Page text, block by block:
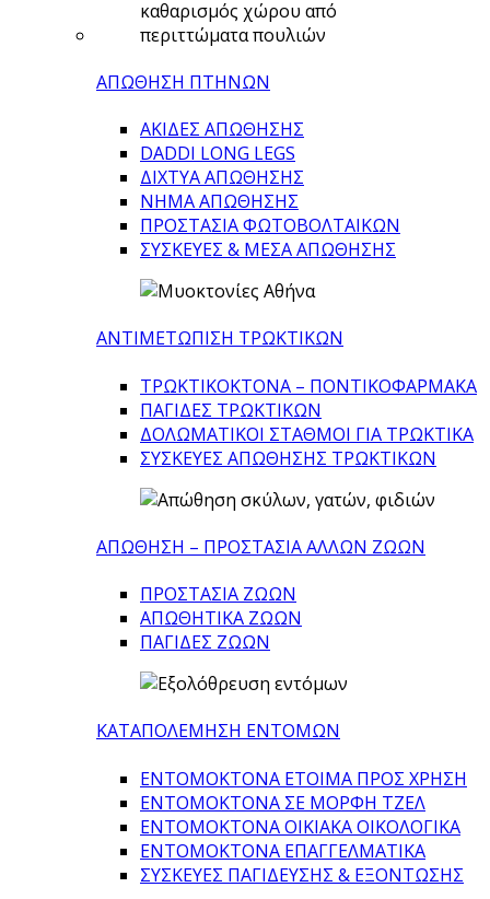
ΑΠΩΘΗΣΗ ΠΤΗΝΩΝ
ΑΚΙΔΕΣ ΑΠΩΘΗΣΗΣ
DADDI LONG LEGS
ΔΙΧΤΥΑ ΑΠΩΘΗΣΗΣ
ΝΗΜΑ ΑΠΩΘΗΣΗΣ
ΠΡΟΣΤΑΣΙΑ ΦΩΤΟΒΟΛΤΑΙΚΩΝ
ΣΥΣΚΕΥΕΣ & ΜΕΣΑ ΑΠΩΘΗΣΗΣ
ΑΝΤΙΜΕΤΩΠΙΣΗ ΤΡΩΚΤΙΚΩΝ
ΤΡΩΚΤΙΚΟΚΤΟΝΑ – ΠΟΝΤΙΚΟΦΑΡΜΑΚA
ΠΑΓΙΔΕΣ ΤΡΩΚΤΙΚΩΝ
ΔΟΛΩΜΑΤΙΚΟΙ ΣΤΑΘΜΟΙ ΓΙΑ ΤΡΩΚΤΙΚΑ
ΣΥΣΚΕΥΕΣ ΑΠΩΘΗΣΗΣ ΤΡΩΚΤΙΚΩΝ
ΑΠΩΘΗΣΗ – ΠΡΟΣΤΑΣΙΑ ΑΛΛΩΝ ΖΩΩΝ
ΠΡΟΣΤΑΣΙΑ ΖΩΩΝ
ΑΠΩΘΗΤΙΚΑ ΖΩΩΝ
ΠΑΓΙΔΕΣ ΖΩΩΝ
ΚΑΤΑΠΟΛΕΜΗΣΗ ΕΝΤΟΜΩΝ
ΕΝΤΟΜΟΚΤΟΝΑ ΕΤΟΙΜΑ ΠΡΟΣ ΧΡΗΣΗ
ΕΝΤΟΜΟΚΤΟΝΑ ΣΕ ΜΟΡΦΗ ΤΖΕΛ
ΕΝΤΟΜΟΚΤΟΝΑ ΟΙΚΙΑΚΑ ΟΙΚΟΛΟΓΙΚΑ
ΕΝΤΟΜΟΚΤΟΝΑ ΕΠΑΓΓΕΛΜΑΤΙΚΑ
ΣΥΣΚΕΥΕΣ ΠΑΓΙΔΕΥΣΗΣ & ΕΞΟΝΤΩΣΗΣ